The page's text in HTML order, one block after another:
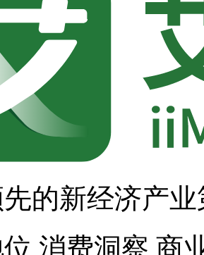
的新经济产
消费洞察 商